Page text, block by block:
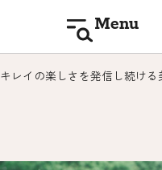
Menu
キレイの楽しさを発信し続ける